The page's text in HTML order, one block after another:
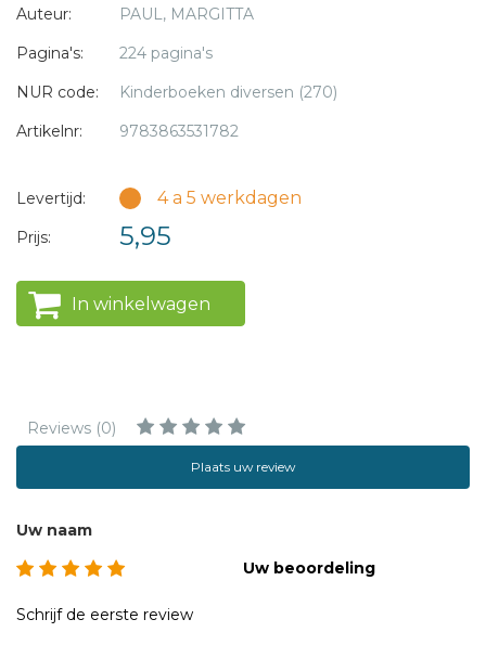
Auteur:
PAUL, MARGITTA
Pagina's:
224 pagina's
NUR code:
Kinderboeken diversen (270)
Artikelnr:
9783863531782
Levertijd: 4 a 5 werkdagen
Prijs: 5,95
In winkelwagen
Reviews (0)
Plaats uw review
Uw naam
Uw beoordeling
Schrijf de eerste review